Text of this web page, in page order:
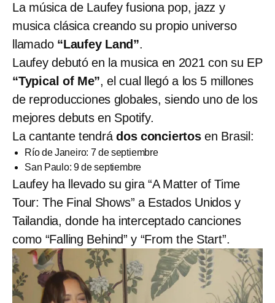
La música de Laufey fusiona pop, jazz y
musica clásica creando su propio universo
llamado “Laufey Land”.
Laufey debutó en la musica en 2021 con su EP
“Typical of Me”, el cual llegó a los 5 millones
de reproducciones globales, siendo uno de los
mejores debuts en Spotify.
La cantante tendrá dos conciertosen Brasil:
Río de Janeiro: 7 de septiembre
San Paulo: 9 de septiembre
Laufey ha llevado su gira “A Matter of Time
Tour: The Final Shows” a Estados Unidos y
Tailandia, donde ha interceptado canciones
como “Falling Behind” y “From the Start”.